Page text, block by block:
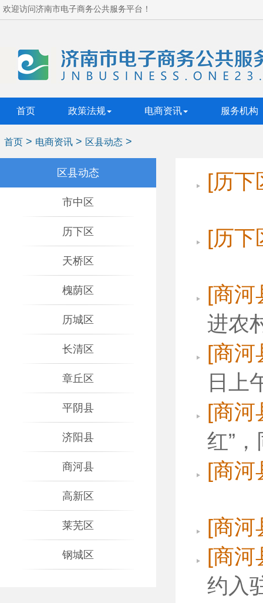
欢迎访问济南市电子商务公共服务平台！
首页 政策法规 电商资讯 服务机构
首页 > 电商资讯 > 区县动态 >
区县动态
市中区
历下区
天桥区
槐荫区
历城区
长清区
章丘区
平阴县
济阳县
商河县
高新区
莱芜区
钢城区
[历下
[历下
[商河
进农
[商河
日上
[商河
红”
[商河
[商河
[商河
约入